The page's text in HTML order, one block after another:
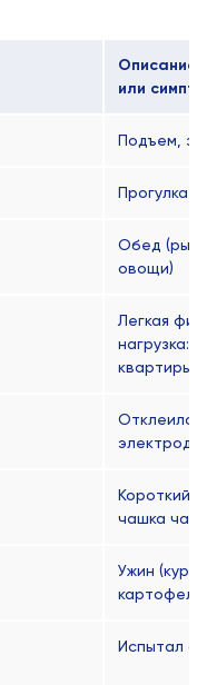
Описание
или
Подъем,
Прогулка в
Обед
овощи)
Легкая
нагрузка:
квартиры
Отклеился
электрод
Короткий
чашка чая
Ужин
Испытал